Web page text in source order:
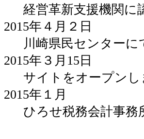
経営革新支援機関に
2015年４月２日
川崎県民センター
2015年３月15日
サイトをオープンし
2015年１月
ひろせ税務会計事